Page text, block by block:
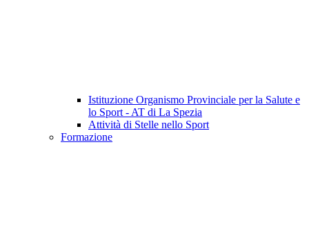
Istituzione Organismo Provinciale per la Salute e
lo Sport - AT di La Spezia
Attività di Stelle nello Sport
Formazione